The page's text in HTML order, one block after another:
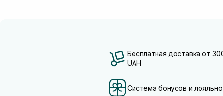
Бесплатная доставка от
UAH
Система бонусов и